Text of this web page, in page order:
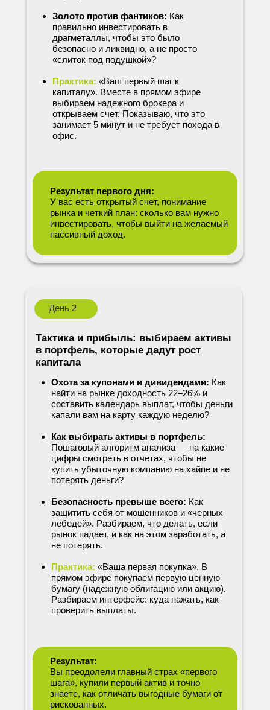
Тактика и прибыль: выбираем активы
в портфель, которые дадут рост
капитала
Золото против фантиков: Как
правильно инвестировать в
драгметаллы, чтобы это было
безопасно и ликвидно, а не просто
«слиток под подушкой»?
Практика: «Ваш первый шаг к
капиталу». Вместе в прямом эфире
выбираем надежного брокера и
открываем счет. Показываю, что это
занимает 5 минут и не требует похода в
офис.
Охота за купонами и дивидендами: Как
найти на рынке доходность 22–26% и
составить календарь выплат, чтобы деньги
капали вам на карту каждую неделю?
Как выбирать активы в портфель:
Пошаговый алгоритм анализа — на какие
цифры смотреть в отчетах, чтобы не
купить убыточную компанию на хайпе и не
потерять деньги?
Безопасность превыше всего: Как
защитить себя от мошенников и «черных
лебедей». Разбираем, что делать, если
рынок падает, и как на этом заработать, а
не потерять.
Практика: «Ваша первая покупка». В
прямом эфире покупаем первую ценную
бумагу (надежную облигацию или акцию).
Разбираем интерфейс: куда нажать, как
проверить выплаты.
День 2
Результат:
Вы преодолели главный страх «первого
шага», купили первый актив и точно
знаете, как отличать выгодные бумаги от
рискованных.
Результат первого дня:
У вас есть открытый счет, понимание
рынка и четкий план: сколько вам нужно
инвестировать, чтобы выйти на желаемый
пассивный доход.